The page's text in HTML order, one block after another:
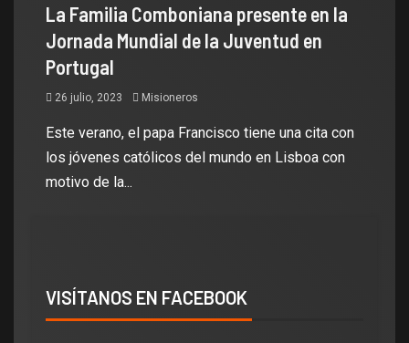
La Familia Comboniana presente en la
Jornada Mundial de la Juventud en
Portugal
26 julio, 2023 Misioneros
Este verano, el papa Francisco tiene una cita con
los jóvenes católicos del mundo en Lisboa con
motivo de la...
VISÍTANOS EN FACEBOOK